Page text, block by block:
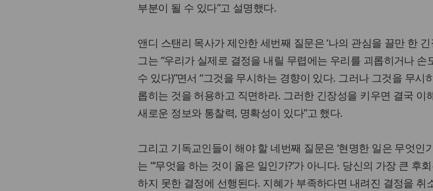
부분이 될 수 있다”고 설명했다.
앤디 스탠리 목사가 제안한 세번째 질문은 ‘나의 관심을 끌만 한
그는 “우리가 실제로 결정을 내릴 무렵에는 우리를 괴롭히거나 손
수 있다)”면서 “그것을 무시하는 경향이 있다. 그러나 그것을 무시
롭히는 것을 허용하고 직면하라. 그러한 긴장성을 키우면 결국 이
새로운 정보와 통찰력, 명확성이 있다”고 했다.
그리고 기독교인들이 해야 할 네번째 질문은 ‘현명한 일은 무엇인
는 “‘무엇을 하는 것이 옳은 일인가?’가 아니다. 당신의 가장 큰 후
하지 못한 결정에 선행된다. 지혜가 부족하다면 내려진 결정을 취